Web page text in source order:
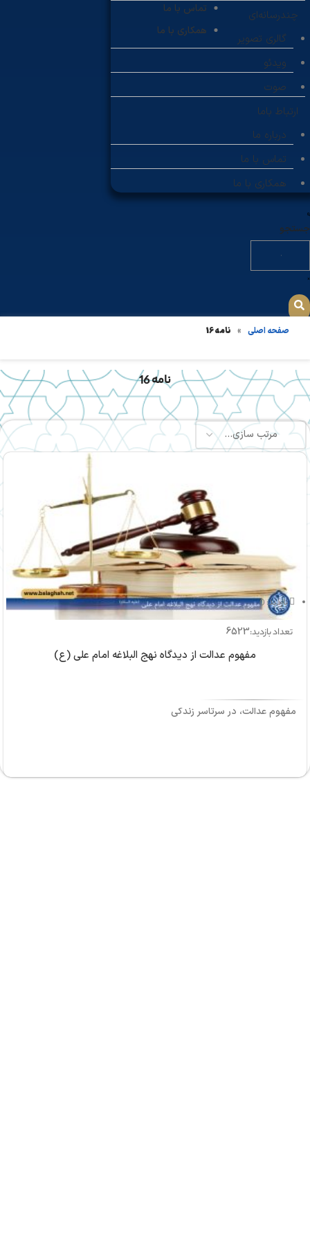
تماس با ما
همکاری با ما
چندرسانه‌ای
گالری تصویر
ویدئو
صوت
ارتباط باما
درباره ما
تماس با ما
همکاری با ما
جستجو
صفحه اصلی » نامه 16
نامه 16
بازدید: 0
تعداد بازدید:6523
مفهوم عدالت از دیدگاه نهج البلاغه امام علی (ع)
مفهوم عدالت، در سرتاسر زندگی